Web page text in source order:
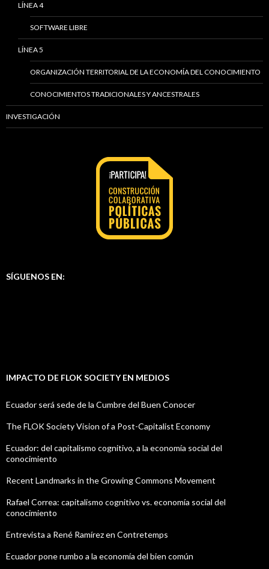
LÍNEA 4
SOFTWARE LIBRE
LÍNEA 5
ORGANIZACIÓN TERRITORIAL DE LA ECONOMÍA DEL CONOCIMIENTO
CONOCIMIENTOS TRADICIONALES Y ANCESTRALES
INVESTIGACIÓN
SÍGUENOS EN:
IMPACTO DE FLOK SOCIETY EN MEDIOS
Ecuador será sede de la Cumbre del Buen Conocer
The FLOK Society Vision of a Post-Capitalist Economy
Ecuador: del capitalismo cognitivo, a la economía social del
conocimiento
Recent Landmarks in the Growing Commons Movement
Rafael Correa: capitalismo cognitivo vs. economía social del
conocimiento
Entrevista a René Ramírez en Contretemps
Ecuador pone rumbo a la economía del bien común